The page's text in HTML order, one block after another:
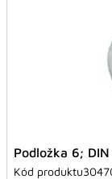
Podložka 6;
Kód produktu